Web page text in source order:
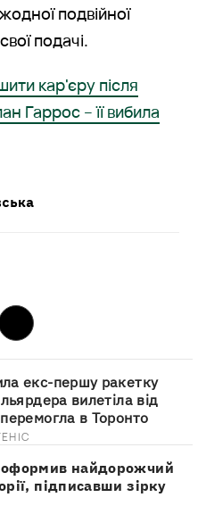
подвійної
подачі.
кар'єру після
Гаррос – її вибила
екс-першу ракетку
вилетіла від
в Торонто
оформив найдорожчий
підписавши зірку